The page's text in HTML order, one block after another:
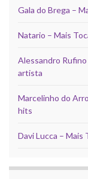
Gala do Brega –
Natario – Mais
Alessandro
artista
Marcelinho do
hits
Davi Lucca – Mais